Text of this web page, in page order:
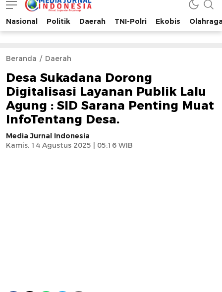
Media Jurnal Indonesia
Bersama Membangun Indonesia
Nasional Politik Daerah TNI-Polri Ekobis
Beranda Daerah
Desa Sukadana Dorong
Digitalisasi Layanan Publik Lalu
Agung : SID Sarana Penting Muat
InfoTentang Desa.
Media Jurnal Indonesia
Kamis, 14 Agustus 2025 | 05:16 WIB